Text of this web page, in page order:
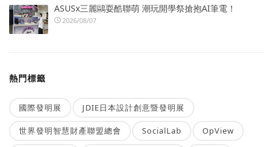
ASUSx三麗鷗耍酷聯萌 潮玩開學祭搶抱AI筆電！
2026/08/07
熱門標籤
國際發明展 JDIE日本設計創意暨發明展
世界發明智慧財產聯盟總會 SocialLab OpView